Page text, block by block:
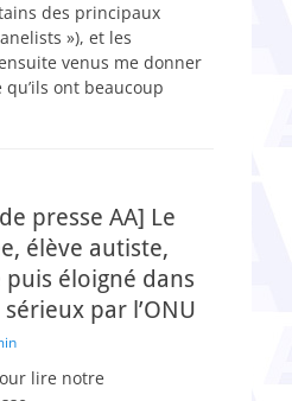
des principaux
»), et les
venus me donner
ont beaucoup
presse AA] Le
élève autiste,
puis éloigné dans
par l’ONU
lire notre